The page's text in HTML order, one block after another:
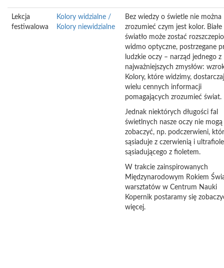
Lekcja
festiwalowa
Kolory widzialne /
Kolory niewidzialne
Bez wiedzy o świetle nie można
zrozumieć czym jest kolor. Białe
światło może zostać
widmo optyczne, postrzegane
ludzkie oczy – narząd jednego z
najważniejszych zmysłów:
Kolory, które widzimy,
wielu cennych informacji
pomagających zrozumieć świat.
Jednak niektórych długości fal
świetlnych nasze oczy nie mogą
zobaczyć, np. podczerwieni,
sąsiaduje z czerwienią i
sąsiadującego z fioletem.
W trakcie zainspirowanych
Międzynarodowym Rokiem
warsztatów w Centrum Nauki
Kopernik postaramy się
więcej.